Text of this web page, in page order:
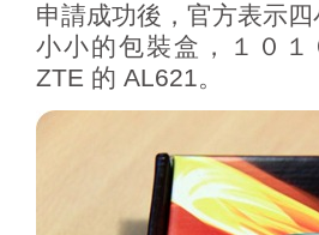
申請成功後，官方表示
小小的包裝盒，１０
ZTE 的 AL621。